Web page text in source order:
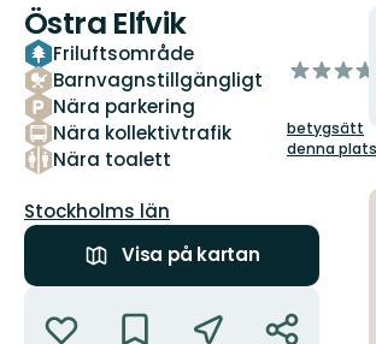
Östra Elfvik
Friluftsområde
Barnvagnstillgängligt
Nära parkering
Nära kollektivtrafik
Nära toalett
av
stjärnor
betygsätt
denna
Län:
Stockholms län
Visa på kartan